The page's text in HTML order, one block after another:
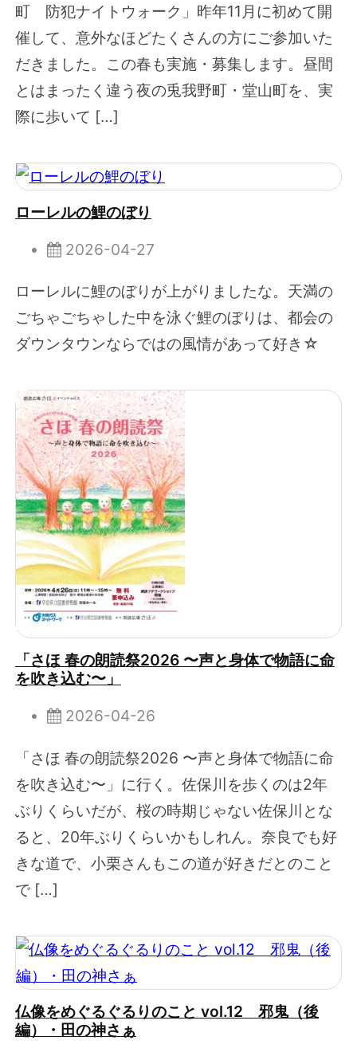
町 防犯ナイトウォーク」昨年11月に初めて開
催して、意外なほどたくさんの方にご参加いた
だきました。この春も実施・募集します。昼間
とはまったく違う夜の兎我野町・堂山町を、実
際に歩いて […]
ローレルの鯉のぼり
2026-04-27
ローレルに鯉のぼりが上がりましたな。天満の
ごちゃごちゃした中を泳ぐ鯉のぼりは、都会の
ダウンタウンならではの風情があって好き☆
「さほ 春の朗読祭2026 〜声と身体で物語に命
を吹き込む〜」
2026-04-26
「さほ 春の朗読祭2026 〜声と身体で物語に命
を吹き込む〜」に行く。佐保川を歩くのは2年
ぶりくらいだが、桜の時期じゃない佐保川とな
ると、20年ぶりくらいかもしれん。奈良でも好
きな道で、小栗さんもこの道が好きだとのこと
で […]
仏像をめぐるぐるりのこと vol.12 邪鬼（後
編）・田の神さぁ